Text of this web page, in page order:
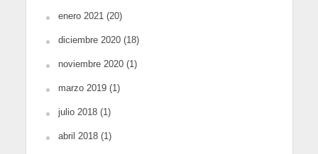
enero 2021(20)
diciembre 2020(18)
noviembre 2020(1)
marzo 2019(1)
julio 2018(1)
abril 2018(1)